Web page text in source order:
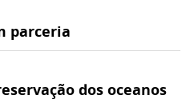
parceria
dos oceanos